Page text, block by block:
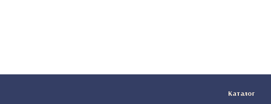
Каталог